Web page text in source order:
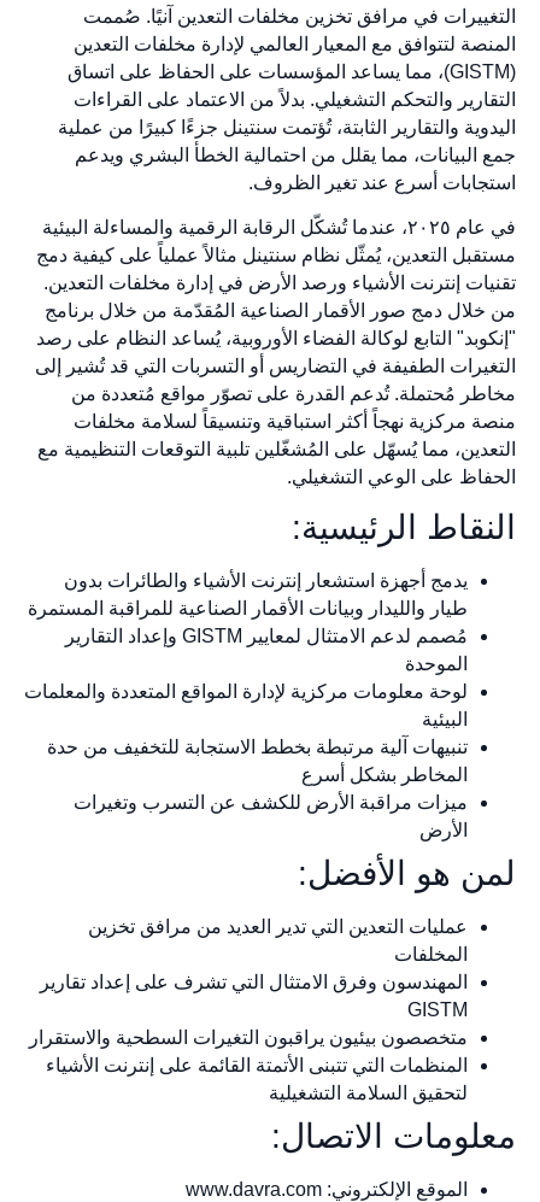
التغييرات في مرافق تخزين مخلفات التعدين آنيًا. صُممت
المنصة لتتوافق مع المعيار العالمي لإدارة مخلفات التعدين
(GISTM)، مما يساعد المؤسسات على الحفاظ على اتساق
التقارير والتحكم التشغيلي. بدلاً من الاعتماد على القراءات
اليدوية والتقارير الثابتة، تُؤتمت سنتينل جزءًا كبيرًا من عملية
جمع البيانات، مما يقلل من احتمالية الخطأ البشري ويدعم
استجابات أسرع عند تغير الظروف.
في عام ٢٠٢٥، عندما تُشكّل الرقابة الرقمية والمساءلة البيئية
مستقبل التعدين، يُمثّل نظام سنتينل مثالاً عملياً على كيفية دمج
تقنيات إنترنت الأشياء ورصد الأرض في إدارة مخلفات التعدين.
من خلال دمج صور الأقمار الصناعية المُقدّمة من خلال برنامج
"إنكوبد" التابع لوكالة الفضاء الأوروبية، يُساعد النظام على رصد
التغيرات الطفيفة في التضاريس أو التسربات التي قد تُشير إلى
مخاطر مُحتملة. تُدعم القدرة على تصوّر مواقع مُتعددة من
منصة مركزية نهجاً أكثر استباقية وتنسيقاً لسلامة مخلفات
التعدين، مما يُسهّل على المُشغّلين تلبية التوقعات التنظيمية مع
الحفاظ على الوعي التشغيلي.
النقاط الرئيسية:
يدمج أجهزة استشعار إنترنت الأشياء والطائرات بدون
طيار والليدار وبيانات الأقمار الصناعية للمراقبة المستمرة
مُصمم لدعم الامتثال لمعايير GISTM وإعداد التقارير
الموحدة
لوحة معلومات مركزية لإدارة المواقع المتعددة والمعلمات
البيئية
تنبيهات آلية مرتبطة بخطط الاستجابة للتخفيف من حدة
المخاطر بشكل أسرع
ميزات مراقبة الأرض للكشف عن التسرب وتغيرات
الأرض
لمن هو الأفضل:
عمليات التعدين التي تدير العديد من مرافق تخزين
المخلفات
المهندسون وفرق الامتثال التي تشرف على إعداد تقارير
GISTM
متخصصون بيئيون يراقبون التغيرات السطحية والاستقرار
المنظمات التي تتبنى الأتمتة القائمة على إنترنت الأشياء
لتحقيق السلامة التشغيلية
معلومات الاتصال:
الموقع الإلكتروني: www.davra.com